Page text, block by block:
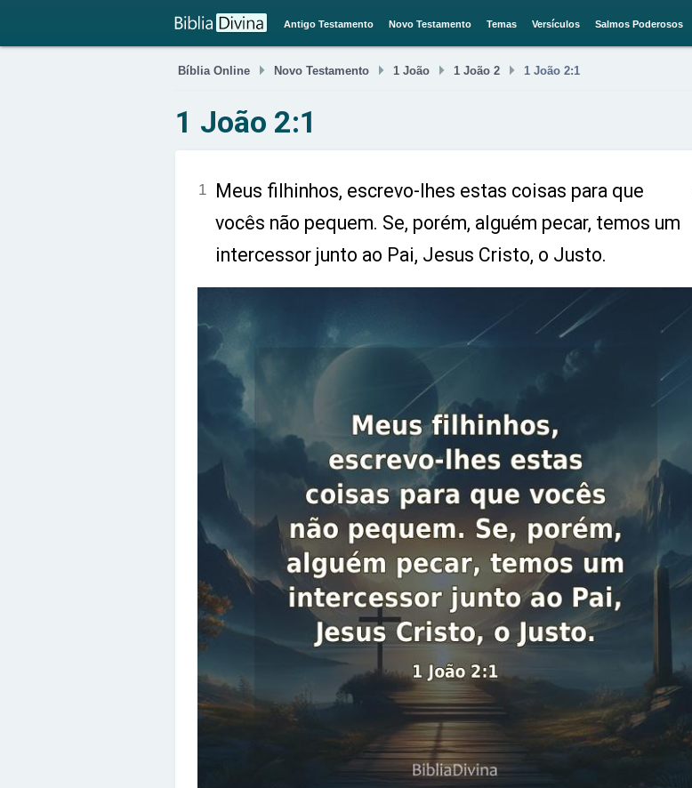
Buscar
Antigo Testamento Novo Testamento Temas Versículos Salmos Poderosos
Bíblia Online  Novo Testamento  1 João  1 João 2  1 João 2:1
1 João 2:1
1 Meus filhinhos, escrevo-lhes estas coisas para que
vocês não pequem. Se, porém, alguém pecar, temos um
intercessor junto ao Pai, Jesus Cristo, o Justo.